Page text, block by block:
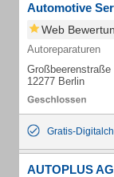
Automotive
Web
Autoreparaturen
Großbeerenstraße
12277 Berlin
Gratis-
AUTOPLUS